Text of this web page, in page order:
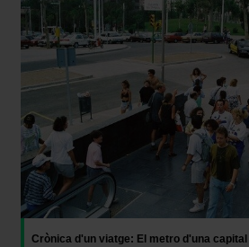
Crònica d'un viatge: El metro d'una